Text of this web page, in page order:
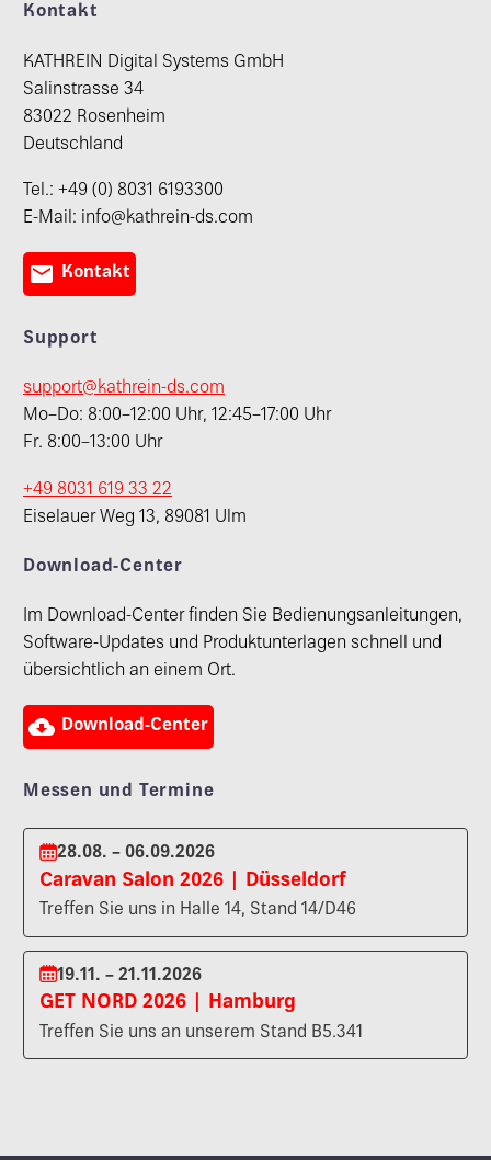
Kontakt
KATHREIN Digital Systems GmbH
Salinstrasse 34
83022 Rosenheim
Deutschland
Tel.: +49 (0) 8031 6193300
E-Mail: info@kathrein-ds.com
 Kontakt
Support
support@kathrein-ds.com
Mo–Do: 8:00–12:00 Uhr, 12:45–17:00 Uhr
Fr. 8:00–13:00 Uhr
+49 8031 619 33 22
Eiselauer Weg 13, 89081 Ulm
Download-Center
Im Download-Center finden Sie Bedienungsanleitungen,
Software-Updates und Produktunterlagen schnell und
übersichtlich an einem Ort.
 Download-Center
Messen und Termine
28.08. – 06.09.2026
Caravan Salon 2026 | Düsseldorf
Treffen Sie uns in Halle 14, Stand 14/D46
19.11. – 21.11.2026
GET NORD 2026 | Hamburg
Treffen Sie uns an unserem Stand B5.341